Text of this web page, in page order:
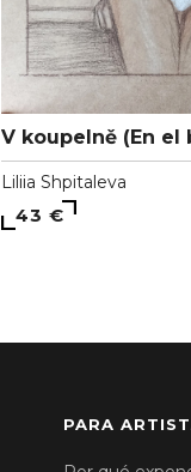
V koupelně (En el
Liliia Shpitaleva
43 €
PARA